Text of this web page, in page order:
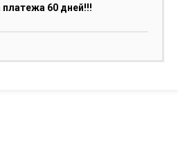
платежа 60 дней!!!